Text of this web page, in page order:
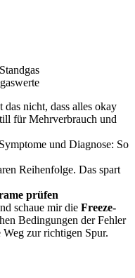
nicht, dass alles okay
für Mehrverbrauch und
und Diagnose: So
Reihenfolge. Das spart
prüfen
schaue mir die Freeze-
Bedingungen der Fehler
zur richtigen Spur.